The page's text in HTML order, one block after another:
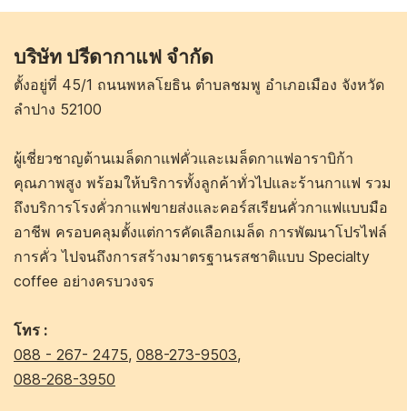
บริษัท ปรีดากาแฟ จำกัด
ตั้งอยู่ที่ 45/1 ถนนพหลโยธิน ตำบลชมพู อำเภอเมือง จังหวัด
ลำปาง 52100
ผู้เชี่ยวชาญด้านเมล็ดกาแฟคั่วและเมล็ดกาแฟอาราบิก้า
คุณภาพสูง พร้อมให้บริการทั้งลูกค้าทั่วไปและร้านกาแฟ รวม
ถึงบริการโรงคั่วกาแฟขายส่งและคอร์สเรียนคั่วกาแฟแบบมือ
อาชีพ ครอบคลุมตั้งแต่การคัดเลือกเมล็ด การพัฒนาโปรไฟล์
การคั่ว ไปจนถึงการสร้างมาตรฐานรสชาติแบบ Specialty
coffee อย่างครบวงจร
โทร :
088 - 267- 2475, 088-273-9503,
088-268-3950